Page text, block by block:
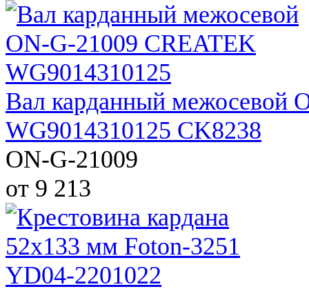
Вал карданный межосевой
WG9014310125 CK8238
ON-G-21009
от 9 213